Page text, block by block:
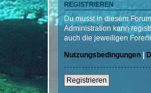
REGISTRIEREN
Du musst in diesem
Administration kann
auch die jeweiligen
Nutzungsbedingungen |
Registrieren